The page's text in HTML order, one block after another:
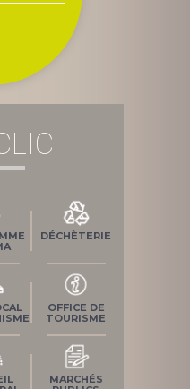
DÉCHÈTERIE
OFFICE DE
TOURISME
MARCHÉS